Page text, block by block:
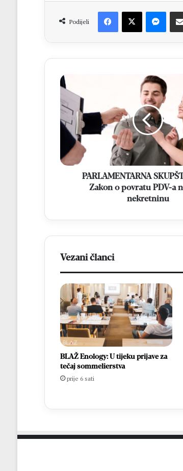
Podijeli
Facebook
X
PARLAMENTARNA
SKUPŠTINA
BiH
Zakon
o
povratu
PDV-
na
nekretninu
PARLAMENTARNA
Zakon o povratu PDV-a
nekretninu
Vezani članci
BLAŽ Enology: U tijeku prijave za
tečaj sommelierstva
prije 6 sati